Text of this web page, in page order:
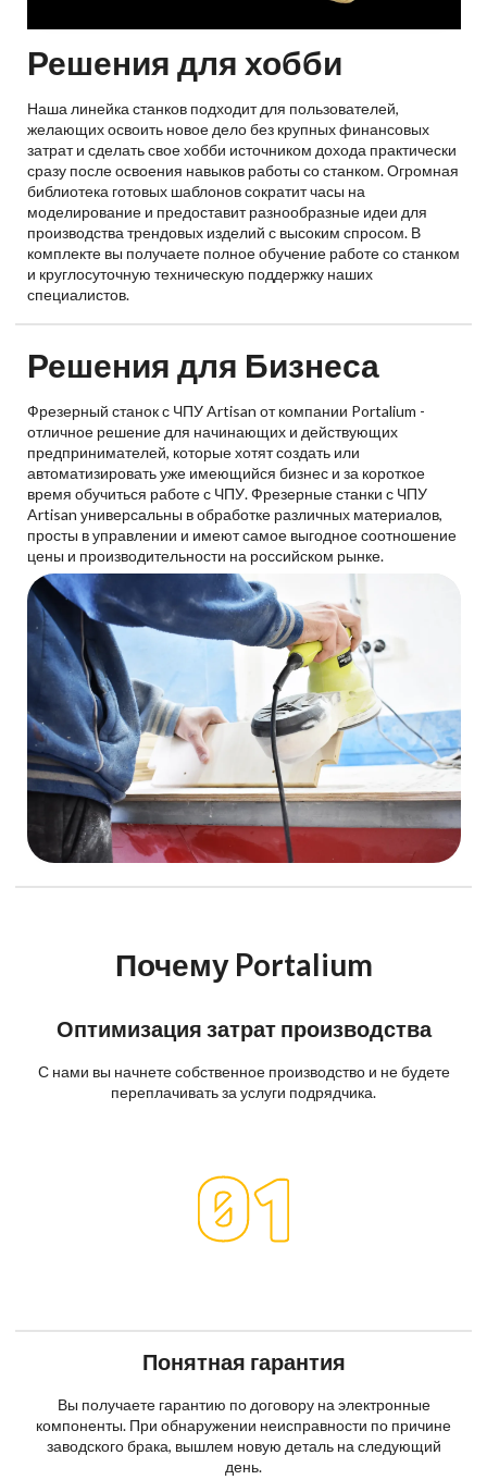
Решения для хобби
Наша линейка станков подходит для пользователей,
желающих освоить новое дело без крупных финансовых
затрат и сделать свое хобби источником дохода практически
сразу после освоения навыков работы со станком. Огромная
библиотека готовых шаблонов сократит часы на
моделирование и предоставит разнообразные идеи для
производства трендовых изделий с высоким спросом. В
комплекте вы получаете полное обучение работе со станком
и круглосуточную техническую поддержку наших
специалистов.
Решения для Бизнеса
Фрезерный станок с ЧПУ Artisan от компании Portalium -
отличное решение для начинающих и действующих
предпринимателей, которые хотят создать или
автоматизировать уже имеющийся бизнес и за короткое
время обучиться работе с ЧПУ. Фрезерные станки с ЧПУ
Artisan универсальны в обработке различных материалов,
просты в управлении и имеют самое выгодное соотношение
цены и производительности на российском рынке.
Почему Portalium
Оптимизация затрат производства
С нами вы начнете собственное производство и не будете
переплачивать за услуги подрядчика.
Понятная гарантия
Вы получаете гарантию по договору на электронные
компоненты. При обнаружении неисправности по причине
заводского брака, вышлем новую деталь на следующий
день.